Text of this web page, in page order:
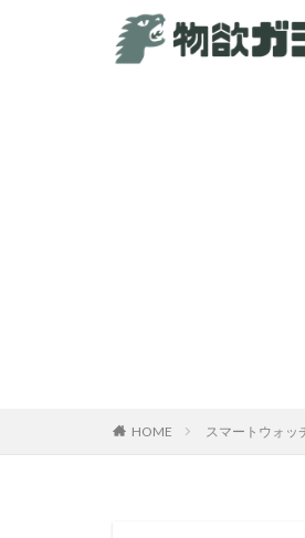
HOME スマートウォッ